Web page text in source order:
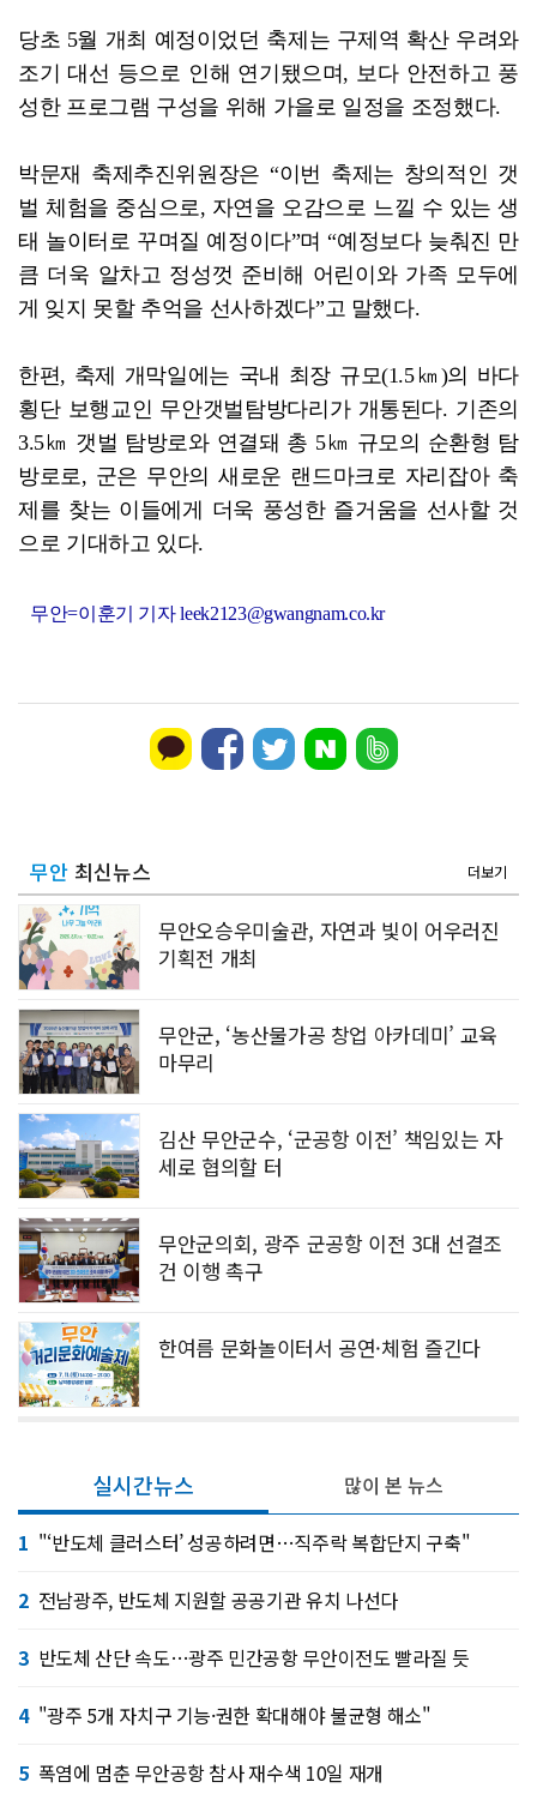
당초 5월 개최 예정이었던 축제는 구제역 확산 우려와
조기 대선 등으로 인해 연기됐으며, 보다 안전하고 풍
성한 프로그램 구성을 위해 가을로 일정을 조정했다.
박문재 축제추진위원장은 “이번 축제는 창의적인 갯
벌 체험을 중심으로, 자연을 오감으로 느낄 수 있는 생
태 놀이터로 꾸며질 예정이다”며 “예정보다 늦춰진 만
큼 더욱 알차고 정성껏 준비해 어린이와 가족 모두에
게 잊지 못할 추억을 선사하겠다”고 말했다.
한편, 축제 개막일에는 국내 최장 규모(1.5㎞)의 바다
횡단 보행교인 무안갯벌탐방다리가 개통된다. 기존의
3.5㎞ 갯벌 탐방로와 연결돼 총 5㎞ 규모의 순환형 탐
방로로, 군은 무안의 새로운 랜드마크로 자리잡아 축
제를 찾는 이들에게 더욱 풍성한 즐거움을 선사할 것
으로 기대하고 있다.
무안=이훈기 기자 leek2123@gwangnam.co.kr
무안 최신뉴스 더보기
무안오승우미술관, 자연과 빛이 어우러진
기획전 개최
무안군, ‘농산물가공 창업 아카데미’ 교육
마무리
김산 무안군수, ‘군공항 이전’ 책임있는 자
세로 협의할 터
무안군의회, 광주 군공항 이전 3대 선결조
건 이행 촉구
한여름 문화놀이터서 공연·체험 즐긴다
실시간뉴스
1 "‘반도체 클러스터’ 성공하려면…직주락 복합단지 구축"
2 전남광주, 반도체 지원할 공공기관 유치 나선다
3 반도체 산단 속도…광주 민간공항 무안이전도 빨라질 듯
4 "광주 5개 자치구 기능·권한 확대해야 불균형 해소"
5 폭염에 멈춘 무안공항 참사 재수색 10일 재개
많이 본 뉴스